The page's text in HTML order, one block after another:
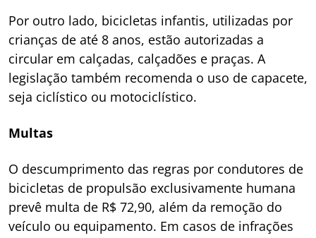
Por outro lado, bicicletas infantis, utilizadas por
crianças de até 8 anos, estão autorizadas a
circular em calçadas, calçadões e praças. A
legislação também recomenda o uso de capacete,
seja ciclístico ou motociclístico.
Multas
O descumprimento das regras por condutores de
bicicletas de propulsão exclusivamente humana
prevê multa de R$ 72,90, além da remoção do
veículo ou equipamento. Em casos de infrações